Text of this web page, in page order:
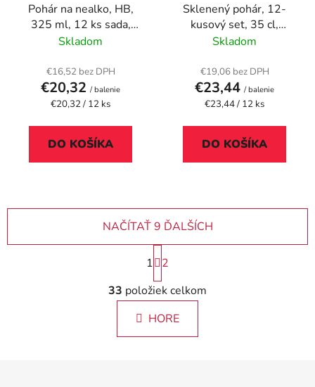
Pohár na nealko, HB,
325 ml, 12 ks sada,
"GastroLine"
Skladom
€16,52 bez DPH
€20,32 / balenie
Jednotková
€20,32 / 12 ks
DO KOŠÍKA
Sklenený pohár, 12-
kusový set, 35 cl,
"Mojito"
Skladom
€19,06 bez DPH
€23,44 / balenie
Jednotková
€23,44 / 12 ks
DO KOŠÍKA
O
v
l
á
d
NAČÍTAŤ 9 ĎALŠÍCH
S
t
r
á
n
k
1
2
33 položiek celkom
HORE